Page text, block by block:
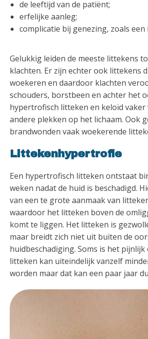
de leeftijd van de patiënt;
erfelijke aanleg;
complicatie bij genezing, zoals een
Gelukkig leiden de meeste littekens
klachten. Er zijn echter ook littekens
woekeren en daardoor klachten
schouders, borstbeen en achter het
hypertrofisch litteken en keloïd vaker
andere plekken op het lichaam. Ook
brandwonden vaak woekerende
Littekenhypertrofie
Een hypertrofisch litteken ontstaat
weken nadat de huid is beschadigd.
van een te grote aanmaak van
waardoor het litteken boven de
komt te liggen. Het litteken is
maar breidt zich niet uit buiten de
huidbeschadiging. Soms is het
litteken kan uiteindelijk vanzelf
worden maar dat kan een paar jaar